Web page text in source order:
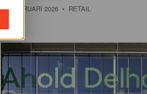
12 FEBRUARI 2026 • RETAIL